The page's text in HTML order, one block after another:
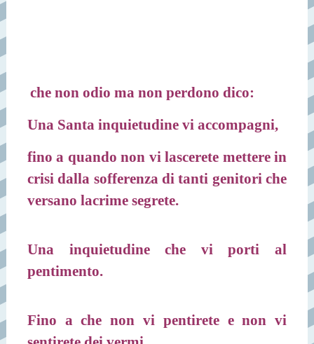
che non odio ma non perdono dico:
Una Santa inquietudine vi accompagni,
fino a quando non vi lascerete mettere in
crisi dalla sofferenza di tanti genitori che
versano lacrime segrete.
Una inquietudine che vi porti al
pentimento.
Fino a che non vi pentirete e non vi